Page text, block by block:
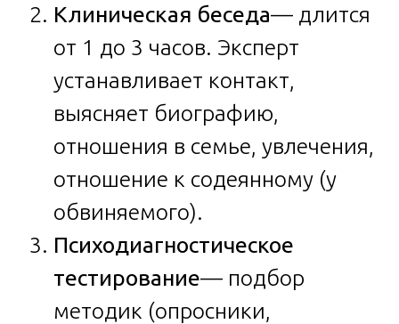
Клиническая беседа— длится
от 1 до 3 часов. Эксперт
устанавливает контакт,
выясняет биографию,
отношения в семье, увлечения,
отношение к содеянному (у
обвиняемого).
Психодиагностическое
тестирование— подбор
методик (опросники,